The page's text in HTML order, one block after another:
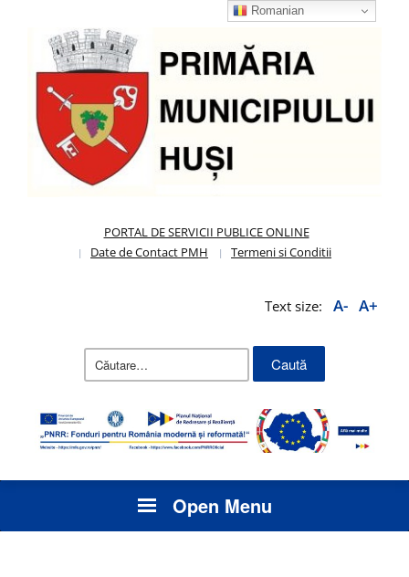
PORTAL DE SERVICII PUBLICE ONLINE
Date de Contact PMH
Termeni si Conditii
Text size: A- A+
Caută
Open Menu
Romanian